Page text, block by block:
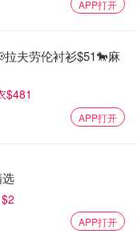
APP打开
拉夫劳伦衬衫$51🐎麻
$481
APP打开
APP打开